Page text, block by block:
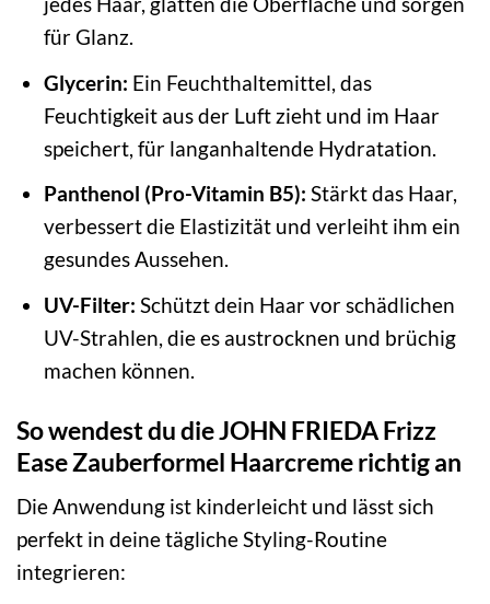
für Glanz.
Glycerin: Ein Feuchthaltemittel, das
Feuchtigkeit aus der Luft zieht und im Haar
speichert, für langanhaltende Hydratation.
Panthenol (Pro-Vitamin B5): Stärkt das Haar,
verbessert die Elastizität und verleiht ihm ein
gesundes Aussehen.
UV-Filter: Schützt dein Haar vor schädlichen
UV-Strahlen, die es austrocknen und brüchig
machen können.
So wendest du die JOHN FRIEDA Frizz
Ease Zauberformel Haarcreme richtig an
Die Anwendung ist kinderleicht und lässt sich
perfekt in deine tägliche Styling-Routine
integrieren: